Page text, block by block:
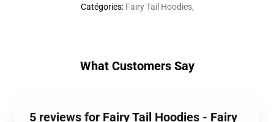
Catégories: Fairy Tail Hoodies,
What Customers Say
5 reviews for Fairy Tail Hoodies - Fairy